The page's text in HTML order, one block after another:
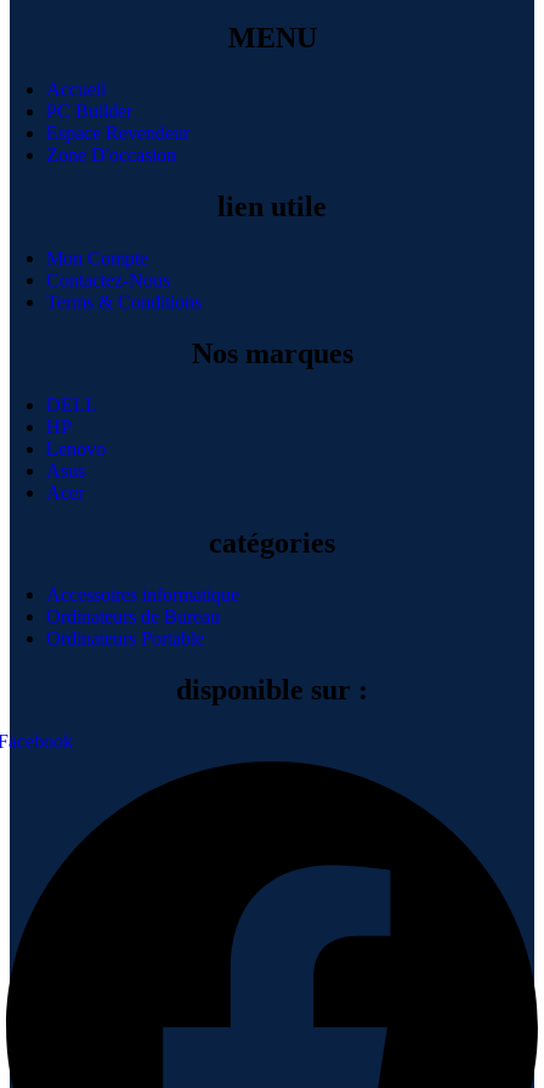
MENU
Accueil
PC Builder
Espace Revendeur
Zone D'occasion
lien utile
Mon Compte
Contactez-Nous
Terms & Conditions
Nos marques
DELL
HP
Lenovo
Asus
Acer
catégories
Accessoires informatique
Ordinateurs de Bureau
Ordinateurs Portable
disponible sur :